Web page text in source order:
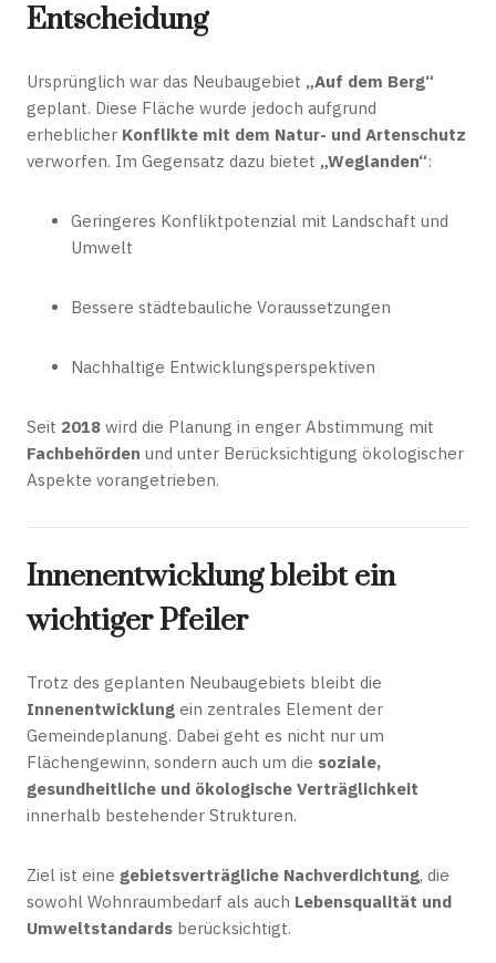
Entscheidung
Ursprünglich war das Neubaugebiet „Auf dem Berg“
geplant. Diese Fläche wurde jedoch aufgrund
erheblicher Konflikte mit dem Natur- und Artenschutz
verworfen. Im Gegensatz dazu bietet „Weglanden“:
Geringeres Konfliktpotenzial mit Landschaft und
Umwelt
Bessere städtebauliche Voraussetzungen
Nachhaltige Entwicklungsperspektiven
Seit 2018 wird die Planung in enger Abstimmung mit
Fachbehörden und unter Berücksichtigung ökologischer
Aspekte vorangetrieben.
Innenentwicklung bleibt ein
wichtiger Pfeiler
Trotz des geplanten Neubaugebiets bleibt die
Innenentwicklung ein zentrales Element der
Gemeindeplanung. Dabei geht es nicht nur um
Flächengewinn, sondern auch um die soziale,
gesundheitliche und ökologische Verträglichkeit
innerhalb bestehender Strukturen.
Ziel ist eine gebietsverträgliche Nachverdichtung, die
sowohl Wohnraumbedarf als auch Lebensqualität und
Umweltstandards berücksichtigt.